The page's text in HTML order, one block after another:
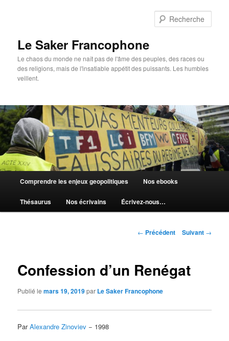
Le Saker Francophone
Le chaos du monde ne naît pas de l'âme des peuples, des races ou
des religions, mais de l'insatiable appétit des puissants. Les humbles
veillent.
Comprendre les enjeux geopolitiques Nos ebooks
Thésaurus Nos écrivains Écrivez-nous…
Navigation
← Précédent Suivant →
Confession d’un Renégat
Publié lemars 19, 2019par Le Saker Francophone
ParAlexandre Zinoviev − 1998